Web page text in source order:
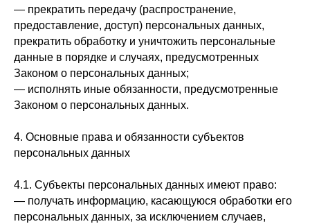
— прекратить передачу (распространение,
предоставление, доступ) персональных данных,
прекратить обработку и уничтожить персональные
данные в порядке и случаях, предусмотренных
Законом о персональных данных;
— исполнять иные обязанности, предусмотренные
Законом о персональных данных.
4. Основные права и обязанности субъектов
персональных данных
4.1. Субъекты персональных данных имеют право:
— получать информацию, касающуюся обработки его
персональных данных, за исключением случаев,